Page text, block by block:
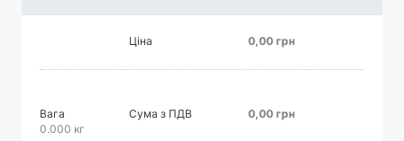
Ціна 0,00 грн
Вага
0.000 кг
Сума з ПДВ 0,00 грн